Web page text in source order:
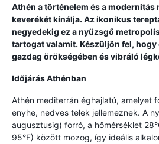
Athén a történelem és a modernitás
keverékét kínálja. Az ikonikus
negyedekig ez a nyüzsgő
tartogat valamit. Készüljön fel,
gazdag örökségében és vibráló
Időjárás Athénban
Athén mediterrán éghajlatú, amelyet
enyhe, nedves telek jellemeznek. A
augusztusig) forró, a hőmérséklet
95°F) között mozog, így ideális